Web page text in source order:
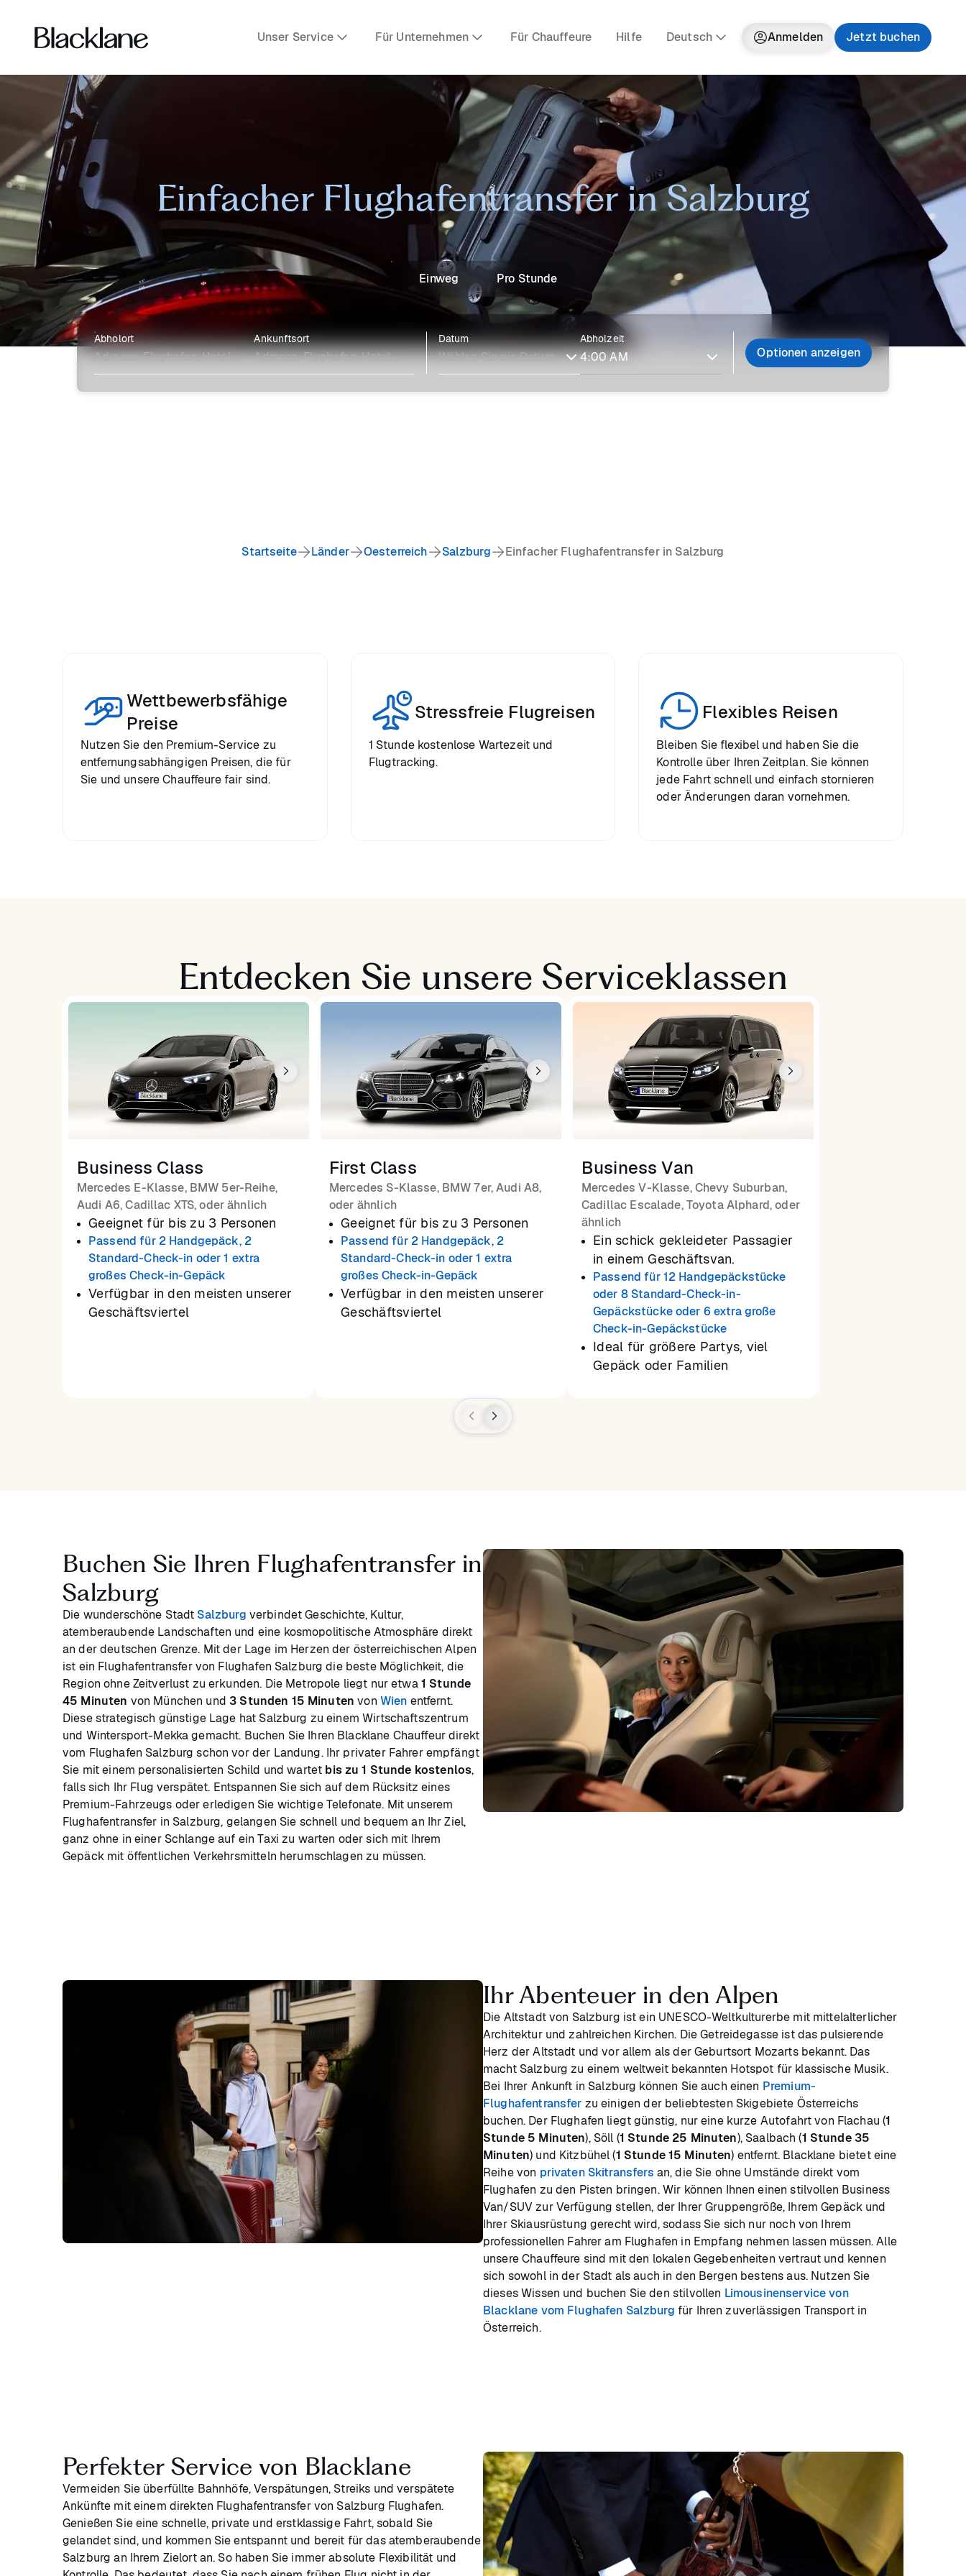
Unser Service Für Unternehmen Für Chauffeure Hilfe Deutsch Anmelden Jetzt buchen
Einfacher Flughafentransfer in Salzburg
Einweg Pro Stunde
Abholort Ankunftsort Datum Abholzeit
Optionen anzeigen
Startseite Länder Oesterreich Salzburg Einfacher Flughafentransfer in Salzburg
Wettbewerbsfähige
Preise
Nutzen Sie den Premium-Service zu
entfernungsabhängigen Preisen, die für
Sie und unsere Chauffeure fair sind.
Stressfreie Flugreisen
1 Stunde kostenlose Wartezeit und
Flugtracking.
Flexibles Reisen
Bleiben Sie flexibel und haben Sie die
Kontrolle über Ihren Zeitplan. Sie können
jede Fahrt schnell und einfach stornieren
oder Änderungen daran vornehmen.
Entdecken Sie unsere Serviceklassen
Business Class
Mercedes E-Klasse, BMW 5er-Reihe,
Audi A6, Cadillac XTS, oder ähnlich
Geeignet für bis zu 3 Personen
Passend für 2 Handgepäck, 2
Standard-Check-in oder 1 extra
großes Check-in-Gepäck
Verfügbar in den meisten unserer
Geschäftsviertel
First Class
Mercedes S-Klasse, BMW 7er, Audi A8,
oder ähnlich
Geeignet für bis zu 3 Personen
Passend für 2 Handgepäck, 2
Standard-Check-in oder 1 extra
großes Check-in-Gepäck
Verfügbar in den meisten unserer
Geschäftsviertel
Business Van
Mercedes V-Klasse, Chevy Suburban,
Cadillac Escalade, Toyota Alphard, oder
ähnlich
Ein schick gekleideter Passagier
in einem Geschäftsvan.
Passend für 12 Handgepäckstücke
oder 8 Standard-Check-in-
Gepäckstücke oder 6 extra große
Check-in-Gepäckstücke
Ideal für größere Partys, viel
Gepäck oder Familien
Buchen Sie Ihren Flughafentransfer in
Salzburg
Die wunderschöne Stadt Salzburg verbindet Geschichte, Kultur,
atemberaubende Landschaften und eine kosmopolitische Atmosphäre direkt
an der deutschen Grenze. Mit der Lage im Herzen der österreichischen Alpen
ist ein Flughafentransfer von Flughafen Salzburg die beste Möglichkeit, die
Region ohne Zeitverlust zu erkunden. Die Metropole liegt nur etwa1 Stunde
45 Minuten von München und3 Stunden 15 Minuten von Wien entfernt.
Diese strategisch günstige Lage hat Salzburg zu einem Wirtschaftszentrum
und Wintersport-Mekka gemacht. Buchen Sie Ihren Blacklane Chauffeur direkt
vom Flughafen Salzburg schon vor der Landung. Ihr privater Fahrer empfängt
Sie mit einem personalisierten Schild und wartet bis zu 1 Stunde kostenlos,
falls sich Ihr Flug verspätet. Entspannen Sie sich auf dem Rücksitz eines
Premium-Fahrzeugs oder erledigen Sie wichtige Telefonate. Mit unserem
Flughafentransfer in Salzburg, gelangen Sie schnell und bequem an Ihr Ziel,
ganz ohne in einer Schlange auf ein Taxi zu warten oder sich mit Ihrem
Gepäck mit öffentlichen Verkehrsmitteln herumschlagen zu müssen.
Ihr Abenteuer in den Alpen
Die Altstadt von Salzburg ist ein UNESCO-Weltkulturerbe mit mittelalterlicher
Architektur und zahlreichen Kirchen. Die Getreidegasse ist das pulsierende
Herz der Altstadt und vor allem als der Geburtsort Mozarts bekannt. Das
macht Salzburg zu einem weltweit bekannten Hotspot für klassische Musik.
Bei Ihrer Ankunft in Salzburg können Sie auch einen Premium-
Flughafentransfer zu einigen der beliebtesten Skigebiete Österreichs
buchen. Der Flughafen liegt günstig, nur eine kurze Autofahrt von Flachau (1
Stunde 5 Minuten), Söll (1 Stunde 25 Minuten), Saalbach (1 Stunde 35
Minuten) und Kitzbühel (1 Stunde 15 Minuten) entfernt. Blacklane bietet eine
Reihe von privaten Skitransfers an, die Sie ohne Umstände direkt vom
Flughafen zu den Pisten bringen. Wir können Ihnen einen stilvollen Business
Van/SUV zur Verfügung stellen, der Ihrer Gruppengröße, Ihrem Gepäck und
Ihrer Skiausrüstung gerecht wird, sodass Sie sich nur noch von Ihrem
professionellen Fahrer am Flughafen in Empfang nehmen lassen müssen. Alle
unsere Chauffeure sind mit den lokalen Gegebenheiten vertraut und kennen
sich sowohl in der Stadt als auch in den Bergen bestens aus. Nutzen Sie
dieses Wissen und buchen Sie den stilvollen Limousinenservice von
Blacklane vom Flughafen Salzburg für Ihren zuverlässigen Transport in
Österreich.
Perfekter Service von Blacklane
Vermeiden Sie überfüllte Bahnhöfe, Verspätungen, Streiks und verspätete
Ankünfte mit einem direkten Flughafentransfer von Salzburg Flughafen.
Genießen Sie eine schnelle, private und erstklassige Fahrt, sobald Sie
gelandet sind, und kommen Sie entspannt und bereit für das atemberaubende
Salzburg an Ihrem Zielort an. So haben Sie immer absolute Flexibilität und